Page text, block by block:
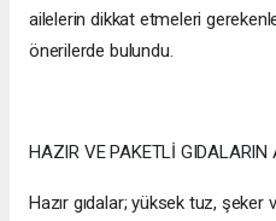
ailelerin dikkat etmeleri
önerilerde bulundu.
HAZIR VE PAKETLİ GIDALARIN
Hazır gıdalar; yüksek tuz,